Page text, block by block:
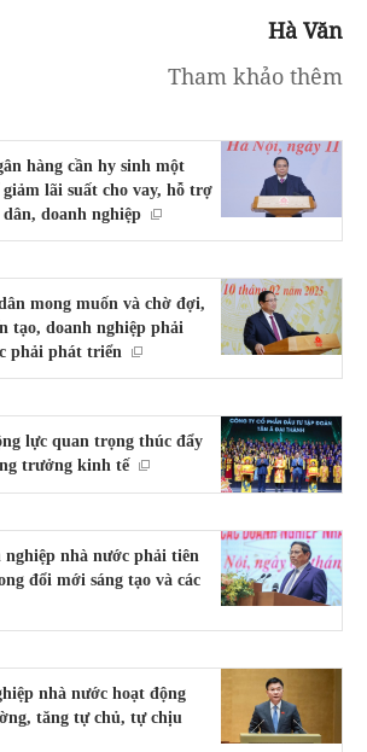
Hà Văn
Tham khảo thêm
hàng cần hy sinh một
lãi suất cho vay, hỗ trợ
doanh nghiệp
mong muốn và chờ đợi,
tạo, doanh nghiệp phải
phải phát triển
lực quan trọng thúc đẩy
trưởng kinh tế
nhà nước phải tiên
đổi mới sáng tạo và các
nhà nước hoạt động
tăng tự chủ, tự chịu